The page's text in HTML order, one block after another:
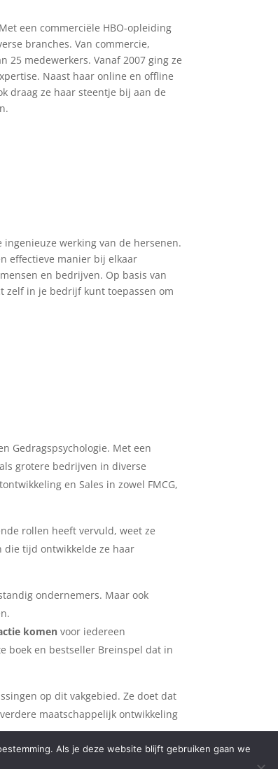
een commerciële HBO-opleiding
branches. Van commercie,
25 medewerkers. Vanaf 2007 ging ze
Naast haar online en offline
draag ze haar steentje bij aan de
werking van de hersenen.
effectieve manier bij elkaar
en bedrijven. Op basis van
zelf in je bedrijf kunt toepassen om
Gedragspsychologie. Met een
grotere bedrijven in diverse
en Sales in zowel FMCG,
rollen heeft vervuld, weet ze
die tijd ontwikkelde ze haar
ondernemers. Maar ook
komen voor iedereen
boek en bestseller Breinspel dat in
op dit vakgebied. Ze doet dat
maatschappelijk ontwikkeling
Als je deze website blijft gebruiken gaan we